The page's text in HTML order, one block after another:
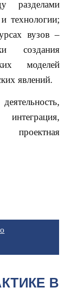
разделами
технологии;
вузов –
создания
моделей
явлений.
В